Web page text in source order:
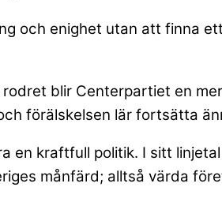
och enighet utan att finna
blir Centerpartiet en
förälskelsen lär fortsätta
kraftfull politik. I sitt
månfärd; alltså värda